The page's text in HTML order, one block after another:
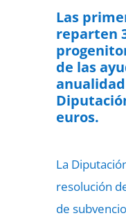
Las
reparten
de las
euros.
La
resolución
de